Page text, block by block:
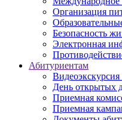
Организация
Безопасность
Электронная
Абитуриентам
День открытых
Приемная
Приемная